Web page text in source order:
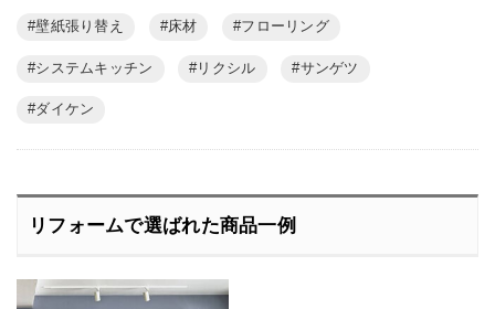
壁紙張り替え 床材 フローリング
システムキッチン リクシル サンゲツ
ダイケン
リフォームで選ばれた商品一例